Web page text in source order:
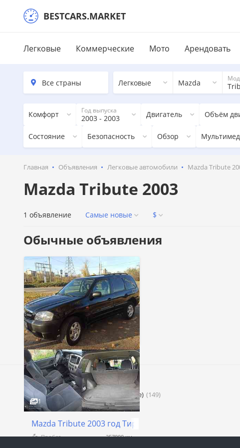
BESTCARS.MARKET
Легковые Коммерческие Мото Арендовать
Легковые Mazda
Комфорт Год выпуска
2003 - 2003 Двигатель Объём
Состояние Безопасность Обзор
Главная Объявления Легковые автомобили Mazda Tribute
Mazda Tribute 2003
1 объявление Самые новые $
Обычные объявления
1
Mazda Tribute 2003 год Тирасполь
Пробег
257000 км
Главные рубрики Легковые
Молдова (15) ПМР (Приднестровье) (149)